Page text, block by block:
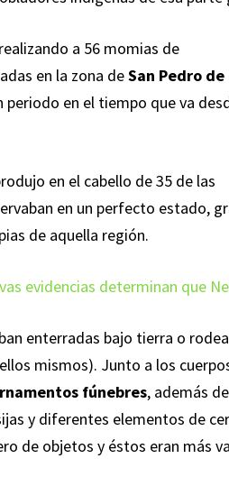
a 56 momias de
en la zona deSan Pedro de
periodo en el tiempo que va
en el cabello de 35 de las
en un perfecto estado,
de aquella región.
evidencias determinan que
enterradas bajo tierra o
mismos). Junto a los
fúnebres, además
y diferentes elementos de
de objetos y éstos eran más